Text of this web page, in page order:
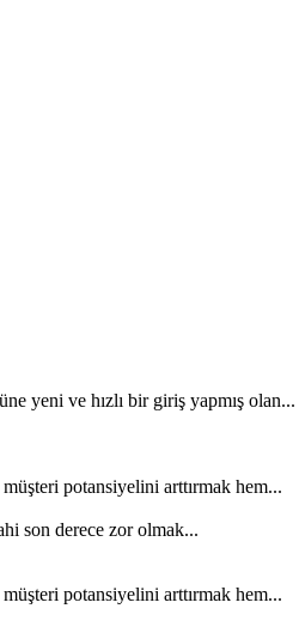
yeni ve hızlı bir giriş yapmış olan...
potansiyelini arttırmak hem...
son derece zor olmak...
potansiyelini arttırmak hem...